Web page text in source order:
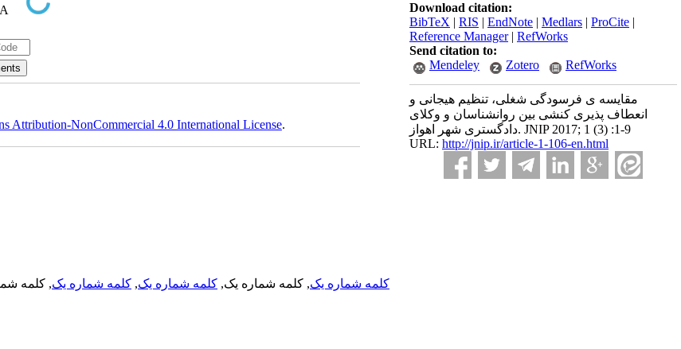
Download citation:
BibTeX | RIS | EndNote | Medlars | ProCite |
Reference Manager| RefWorks
Send citation to:
Mendeley
Zotero RefWorks
مقایسه ی فرسودگی شغلی، تنظیم هیجانی و
انعطاف پذیری کنشی بین روانشناسان و وکلای
دادگستری شهر اهواز. JNIP 2017; 1 (3) :1-9
URL: http://jnip.ir/article-1-106-en.html
Attribution-NonCommercial 4.0 International License.
کلمه شماره یک, کلمه شماره یک, کلمه شماره یک, کلمه شماره یک, کلمه